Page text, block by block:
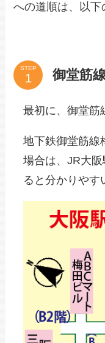
への道順は、以下
STEP 御堂筋
最初に、御堂筋
地下鉄御堂筋線
場合は、JR大
ると分かりやす